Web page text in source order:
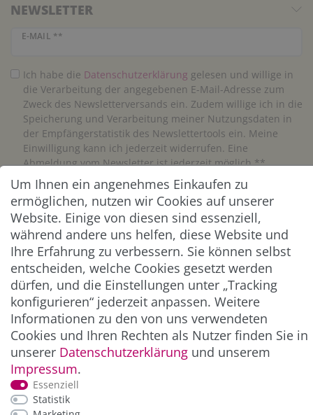
NEWSLETTER
E-MAIL **
Newsletter Honig
Ich habe die Daten­schutz­erklärung gelesen und willige in
die Verarbeitung der angegebenen E-Mail-Adresse zum
Zweck des Newsletterversands ein. Zudem willige ich in die
Speicherung und Verarbeitung meiner Nutzungsdaten in
der Empfängerstatistik des Newslettertools ein. Meine
Einwilligung kann ich jederzeit widerrufen. Eine
Abmeldung vom Newsletter ist jederzeit möglich.**
Abonnieren
** Hierbei handelt es sich um ein Pflichtfeld.
ZAHLUNG & VERSAND
Um Ihnen ein angenehmes Einkaufen zu
ermöglichen, nutzen wir Cookies auf unserer
Website. Einige von diesen sind essenziell,
während andere uns helfen, diese Website und
Ihre Erfahrung zu verbessern. Sie können selbst
entscheiden, welche Cookies gesetzt werden
dürfen, und die Einstellungen unter „Tracking
konfigurieren“ jederzeit anpassen. Weitere
Informationen zu den von uns verwendeten
Cookies und Ihren Rechten als Nutzer finden Sie in
unserer Daten­schutz­erklärung und unserem
Impressum.
Essenziell
Statistik